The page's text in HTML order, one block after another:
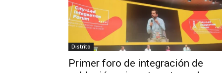
Distrito
Primer foro de integración de